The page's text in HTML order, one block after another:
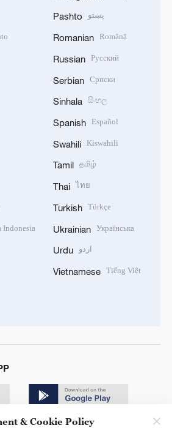
Indonesia
Pashto پښتو
Romanian Română
Russian Русский
Serbian Српски
Sinhala සිංහල
Spanish Español
Swahili Kiswahili
Tamil தமிழ்
Thai ไทย
Turkish Türkçe
Ukrainian Українська
Urdu اردو
Vietnamese Tiếng Việt
& Cookie Policy